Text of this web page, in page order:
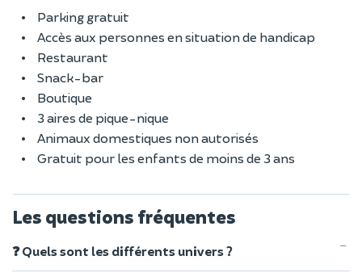
Parking gratuit
Accès aux personnes en situation de handicap
Restaurant
Snack-bar
Boutique
3 aires de pique-nique
Animaux domestiques non autorisés
Gratuit pour les enfants de moins de 3 ans
Les questions fréquentes
❓ Quels sont les différents univers ?